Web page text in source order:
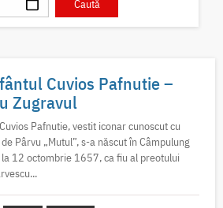
Cuvios Pafnutie –
Zugravul
Pafnutie, vestit iconar cunoscut cu
Pârvu „Mutul”, s-a născut în Câmpulung
la 12 octombrie 1657, ca fiu al preotului